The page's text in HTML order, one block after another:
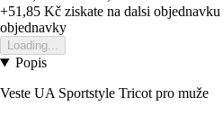
+51,85 Kč ziskate na dalsi objednavku
objednavky
Loading...
Popis
Veste UA Sportstyle Tricot pro muže